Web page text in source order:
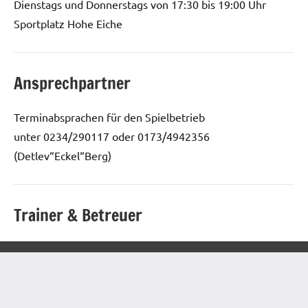
Dienstags und Donnerstags von 17:30 bis 19:00 Uhr
Sportplatz Hohe Eiche
Ansprechpartner
Terminabsprachen für den Spielbetrieb
unter 0234/290117 oder 0173/4942356
(Detlev“Eckel“Berg)
Trainer & Betreuer